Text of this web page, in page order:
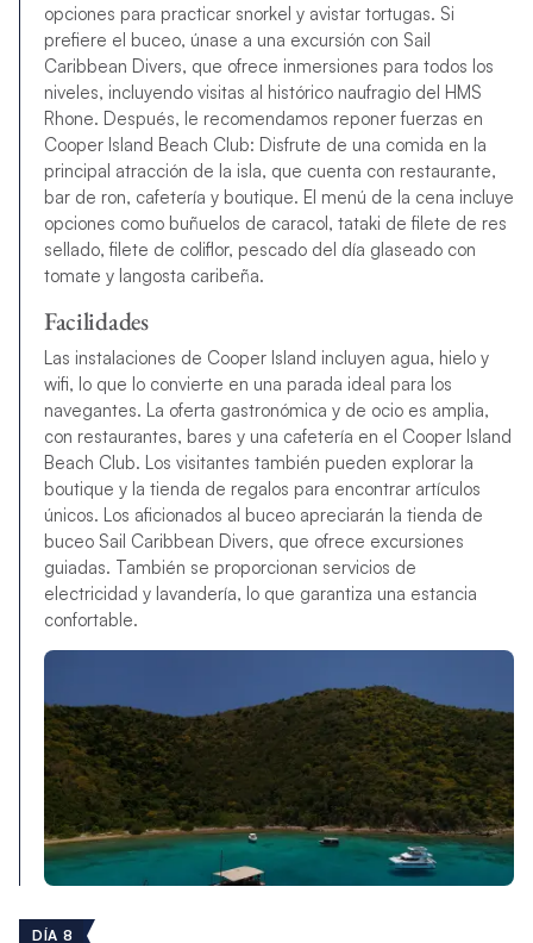
opciones para practicar snorkel y avistar tortugas. Si
prefiere el buceo, únase a una excursión con Sail
Caribbean Divers, que ofrece inmersiones para todos los
niveles, incluyendo visitas al histórico naufragio del HMS
Rhone. Después, le recomendamos reponer fuerzas en
Cooper Island Beach Club: Disfrute de una comida en la
principal atracción de la isla, que cuenta con restaurante,
bar de ron, cafetería y boutique. El menú de la cena incluye
opciones como buñuelos de caracol, tataki de filete de res
sellado, filete de coliflor, pescado del día glaseado con
tomate y langosta caribeña.
Facilidades
Las instalaciones de Cooper Island incluyen agua, hielo y
wifi, lo que lo convierte en una parada ideal para los
navegantes. La oferta gastronómica y de ocio es amplia,
con restaurantes, bares y una cafetería en el Cooper Island
Beach Club. Los visitantes también pueden explorar la
boutique y la tienda de regalos para encontrar artículos
únicos. Los aficionados al buceo apreciarán la tienda de
buceo Sail Caribbean Divers, que ofrece excursiones
guiadas. También se proporcionan servicios de
electricidad y lavandería, lo que garantiza una estancia
confortable.
DÍA 8